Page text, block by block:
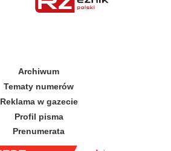
Archiwum
Tematy numerów
Reklama w gazecie
Profil pisma
Prenumerata